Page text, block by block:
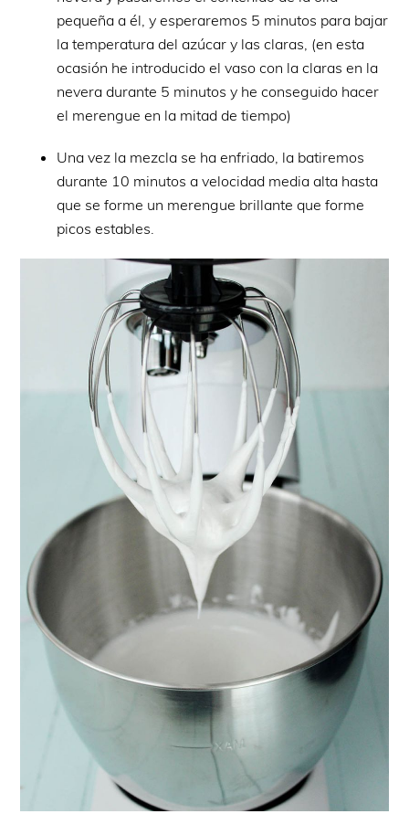
pequeña a él, y esperaremos 5 minutos para bajar
la temperatura del azúcar y las claras, (en esta
ocasión he introducido el vaso con la claras en la
nevera durante 5 minutos y he conseguido hacer
el merengue en la mitad de tiempo)
Una vez la mezcla se ha enfriado, la batiremos
durante 10 minutos a velocidad media alta hasta
que se forme un merengue brillante que forme
picos estables.